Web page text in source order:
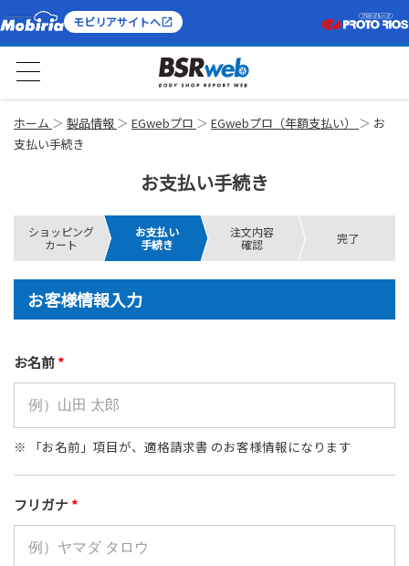
モビリアサイトへ
ホーム 製品情報 EGwebプロ EGwebプロ（年額支払い）
お
支払い手続き
お支払い手続き
ショッピング
カート
お支払い
手続き
注文内容
確認
完了
お客様情報入力
お名前*
※ 「お名前」項目が、適格請求書 のお客様情報になります
フリガナ *